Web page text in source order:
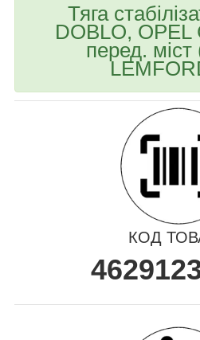
Тяга
DOBLO, OPEL
перед.
КОД